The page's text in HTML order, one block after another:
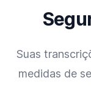
Suas
medidas de